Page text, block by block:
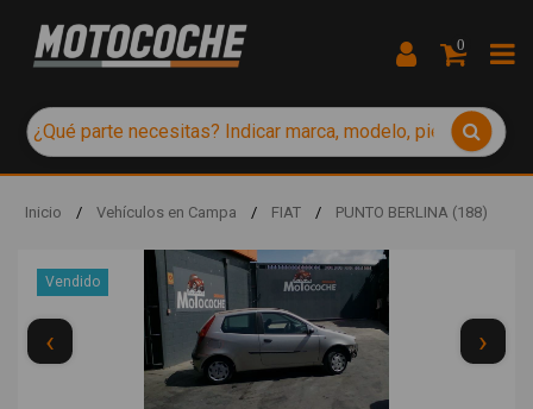
0
Inicio / Vehículos en Campa / FIAT / PUNTO BERLINA (188)
Vendido
‹ ›